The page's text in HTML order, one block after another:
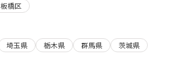
板橋区
埼玉県 栃木県 群馬県
茨城県